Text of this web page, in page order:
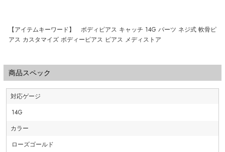
【アイテムキーワード】 ボディピアス キャッチ 14G パーツ ネジ式 軟骨ピ
アス カスタマイズ ボディーピアス ピアス メディストア
商品スペック
対応ゲージ
14G
カラー
ローズゴールド